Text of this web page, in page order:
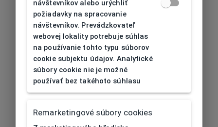
návštevníkov alebo urýchliť
požiadavky na spracovanie
návštevníkov. Prevádzkovateľ
webovej lokality potrebuje súhlas
na používanie tohto typu súborov
cookie subjektu údajov. Analytické
súbory cookie nie je možné
používať bez takéhoto súhlasu
Remarketingové súbory cookies